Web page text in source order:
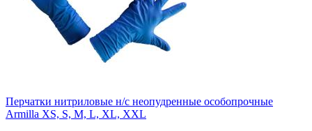
Перчатки нитриловые н/с неопудренные особопрочные
Armilla XS, S, M, L, XL, XXL